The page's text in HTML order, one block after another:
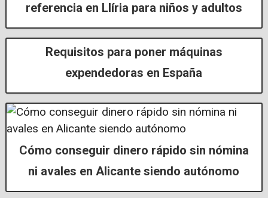
referencia en Llíria para niños y adultos
Requisitos para poner máquinas
expendedoras en España​
Cómo conseguir dinero rápido sin nómina
ni avales en Alicante siendo autónomo